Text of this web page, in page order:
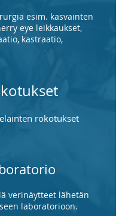
esim. kasvainten
eye leikkaukset,
kastraatio,
rokotukset
verinäytteet lähetän
laboratorioon.